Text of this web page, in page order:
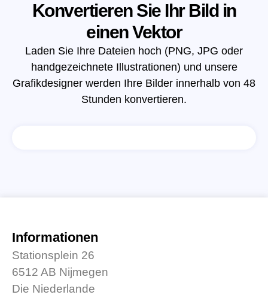
Konvertieren Sie Ihr Bild in
einen Vektor
Laden Sie Ihre Dateien hoch (PNG, JPG oder
handgezeichnete Illustrationen) und unsere
Grafikdesigner werden Ihre Bilder innerhalb von 48
Stunden konvertieren.
Informationen
Stationsplein 26
6512 AB Nijmegen
Die Niederlande